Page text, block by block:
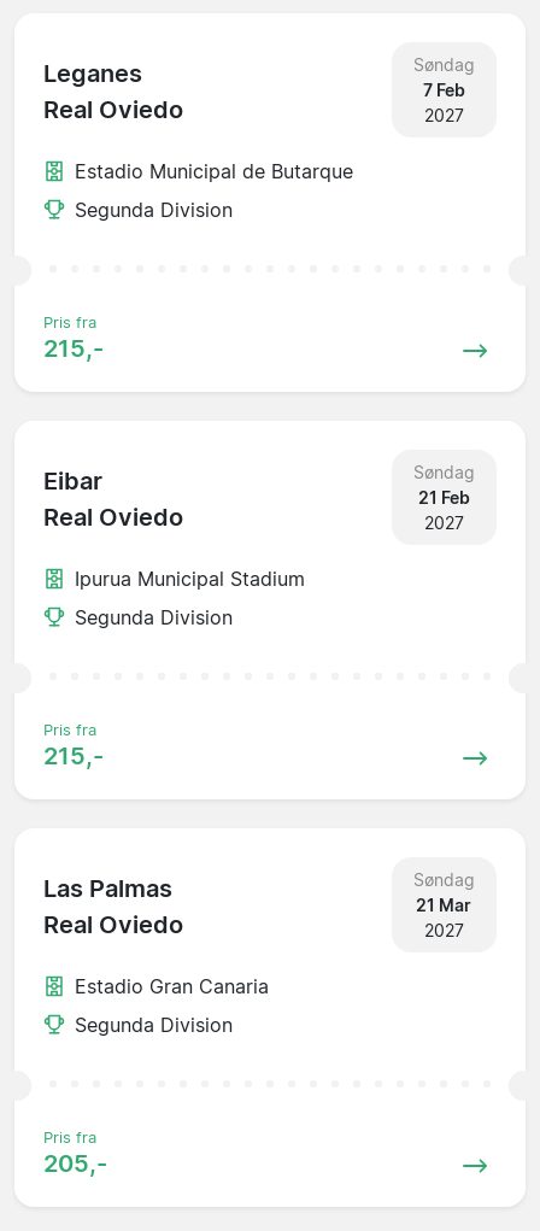
Leganes
Real Oviedo
Søndag
7 Feb
2027
Estadio Municipal de Butarque
Segunda Division
Pris fra
215,-
Eibar
Real Oviedo
Søndag
21 Feb
2027
Ipurua Municipal Stadium
Segunda Division
Pris fra
215,-
Las Palmas
Real Oviedo
Søndag
21 Mar
2027
Estadio Gran Canaria
Segunda Division
Pris fra
205,-